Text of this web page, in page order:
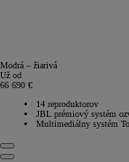
Modrá – žiarivá
Už od
66 690 €
14 reproduktorov
JBL prémiový systém
Multimediálny systém